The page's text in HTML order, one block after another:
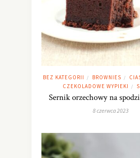
BEZ KATEGORII / BROWNIES /
CZEKOLADOWE WYPIEKI /
Sernik orzechowy na
8 czerwca 2023